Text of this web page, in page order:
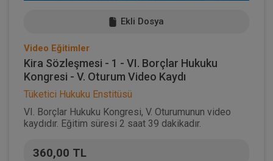
Ekli Dosya
Video Eğitimler
Kira Sözleşmesi - 1 - VI. Borçlar Hukuku
Kongresi - V. Oturum Video Kaydı
Tüketici Hukuku Enstitüsü
VI. Borçlar Hukuku Kongresi, V. Oturumunun video
kaydıdır. Eğitim süresi 2 saat 39 dakikadır.
360,00 TL